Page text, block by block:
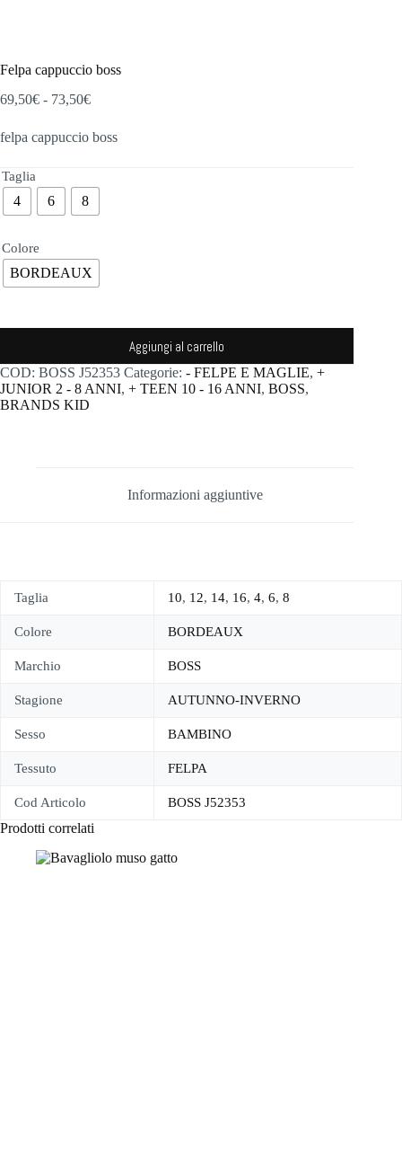
Felpa cappuccio boss
69,50€ - 73,50€Fascia
prezzo:
da
felpa cappuccio boss
Taglia
4 6 8
Colore
BORDEAUX
Aggiungi al carrello
COD: BOSS J52353 Categorie: - FELPE E MAGLIE, +
JUNIOR 2 - 8 ANNI, + TEEN 10 - 16 ANNI, BOSS,
BRANDS KID
Informazioni aggiuntive
Taglia 10, 12, 14, 16, 4, 6, 8
Colore BORDEAUX
Marchio BOSS
Stagione AUTUNNO-INVERNO
Sesso BAMBINO
Tessuto FELPA
Cod Articolo BOSS J52353
Prodotti correlati